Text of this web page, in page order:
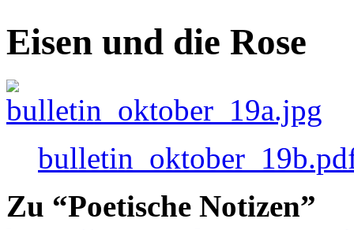
Eisen und die Rose
Zu “Poetische Notizen”